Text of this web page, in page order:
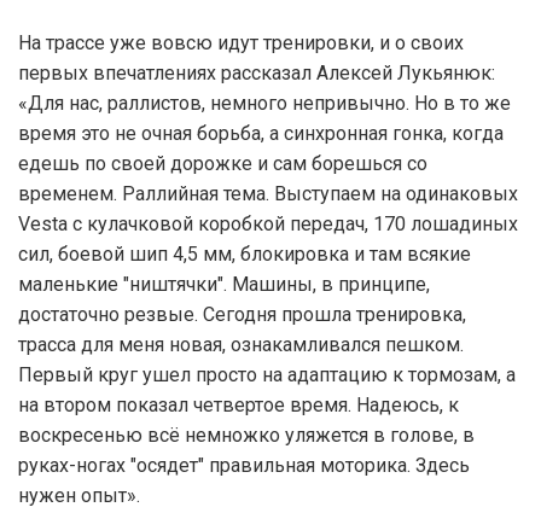
На трассе уже вовсю идут тренировки, и о своих
первых впечатлениях рассказал Алексей Лукьянюк:
«Для нас, раллистов, немного непривычно. Но в то же
время это не очная борьба, а синхронная гонка, когда
едешь по своей дорожке и сам борешься со
временем. Раллийная тема. Выступаем на одинаковых
Vesta с кулачковой коробкой передач, 170 лошадиных
сил, боевой шип 4,5 мм, блокировка и там всякие
маленькие "ништячки". Машины, в принципе,
достаточно резвые. Сегодня прошла тренировка,
трасса для меня новая, ознакамливался пешком.
Первый круг ушел просто на адаптацию к тормозам, а
на втором показал четвертое время. Надеюсь, к
воскресенью всё немножко уляжется в голове, в
руках-ногах "осядет" правильная моторика. Здесь
нужен опыт».